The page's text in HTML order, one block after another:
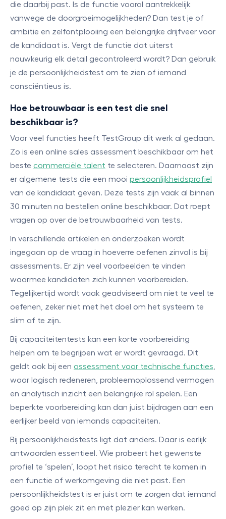
die daarbij past. Is de functie vooral aantrekkelijk
vanwege de doorgroeimogelijkheden? Dan test je of
ambitie en zelfontplooiing een belangrijke drijfveer voor
de kandidaat is. Vergt de functie dat uiterst
nauwkeurig elk detail gecontroleerd wordt? Dan gebruik
je de persoonlijkheidstest om te zien of iemand
consciëntieus is.
Hoe betrouwbaar is een test die snel
beschikbaar is?
Voor veel functies heeft TestGroup dit werk al gedaan.
Zo is een online sales assessment beschikbaar om het
beste commerciële talent te selecteren. Daarnaast zijn
er algemene tests die een mooi persoonlijkheidsprofiel
van de kandidaat geven. Deze tests zijn vaak al binnen
30 minuten na bestellen online beschikbaar. Dat roept
vragen op over de betrouwbaarheid van tests.
In verschillende artikelen en onderzoeken wordt
ingegaan op de vraag in hoeverre oefenen zinvol is bij
assessments. Er zijn veel voorbeelden te vinden
waarmee kandidaten zich kunnen voorbereiden.
Tegelijkertijd wordt vaak geadviseerd om niet te veel te
oefenen, zeker niet met het doel om het systeem te
slim af te zijn.
Bij capaciteitentests kan een korte voorbereiding
helpen om te begrijpen wat er wordt gevraagd. Dit
geldt ook bij een assessment voor technische functies
waar logisch redeneren, probleemoplossend vermogen
en analytisch inzicht een belangrijke rol spelen. Een
beperkte voorbereiding kan dan juist bijdragen aan een
eerlijker beeld van iemands capaciteiten.
Bij persoonlijkheidstests ligt dat anders. Daar is eerlijk
antwoorden essentieel. Wie probeert het gewenste
profiel te ‘spelen’, loopt het risico terecht te komen in
een functie of werkomgeving die niet past. Een
persoonlijkheidstest is er juist om te zorgen dat iemand
goed op zijn plek zit en met plezier kan werken.